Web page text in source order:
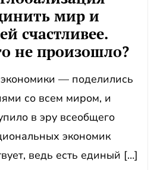
мир и
счастливее.
не произошло?
— поделились
со всем миром, и
в эру всеобщего
экономик
ведь есть единый […]